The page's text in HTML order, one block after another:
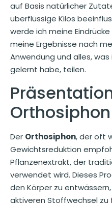
auf Basis natürlicher
überflüssige Kilos
werde ich meine
meine Ergebnisse nach
Anwendung und alles,
gelernt habe, teilen.
Orthosiphon
Der Orthosiphon, der oft
Gewichtsreduktion
Pflanzenextrakt, der
verwendet wird. Dieses
den Körper zu
aktiveren Stoffwechsel zu